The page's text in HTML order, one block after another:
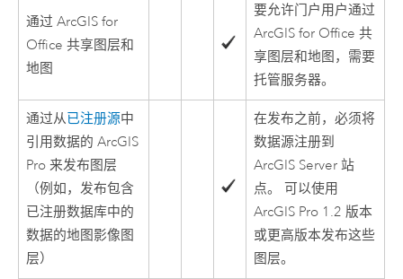
通过ArcGIS for
Office 共享图层和
地图
要允许门户用户通过
ArcGIS for Office 共
享图层和地图，需要
托管服务器。
通过从已注册源中
引用数据的ArcGIS
Pro 来发布图层
（例如，发布包含
已注册数据库中的
数据的地图影像图
层）
在发布之前，必须将
数据源注册到
ArcGIS Server 站
点。 可以使用
ArcGIS Pro 1.2 版本
或更高版本发布这些
图层。